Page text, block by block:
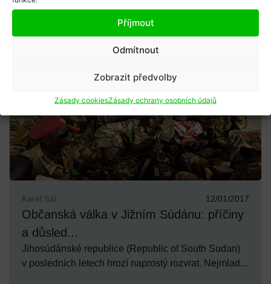
Příjmout
Odmítnout
Zobrazit předvolby
Zásady cookiesZásady ochrany osobních údajů
Karel Sál 12/01/2017
Občanská válka v Jižním Súdánu: příčiny
a důsled...
Jihosúdánské republice (Republic of South Sudan)
v posledních letech hrozí naprostý rozvrat. Nejmlad...